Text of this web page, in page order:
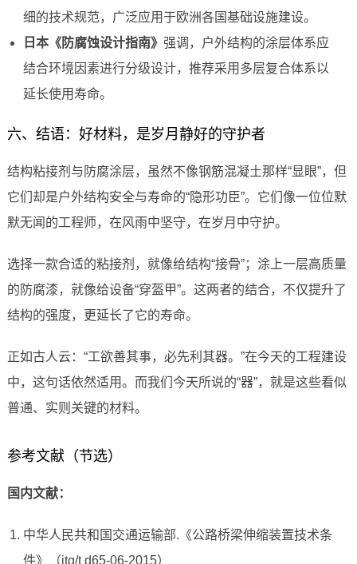
细的技术规范，广泛应用于欧洲各国基础设施建设。
日本《防腐蚀设计指南》 强调，户外结构的涂层体系应
结合环境因素进行分级设计，推荐采用多层复合体系以
延长使用寿命。
六、结语：好材料，是岁月静好的守护者
结构粘接剂与防腐涂层，虽然不像钢筋混凝土那样“显眼”，但
它们却是户外结构安全与寿命的“隐形功臣”。它们像一位位默
默无闻的工程师，在风雨中坚守，在岁月中守护。
选择一款合适的粘接剂，就像给结构“接骨”；涂上一层高质量
的防腐漆，就像给设备“穿盔甲”。这两者的结合，不仅提升了
结构的强度，更延长了它的寿命。
正如古人云：“工欲善其事，必先利其器。”在今天的工程建设
中，这句话依然适用。而我们今天所说的“器”，就是这些看似
普通、实则关键的材料。
参考文献（节选）
国内文献：
中华人民共和国交通运输部.《公路桥梁伸缩装置技术条
件》（jtg/t d65-06-2015）